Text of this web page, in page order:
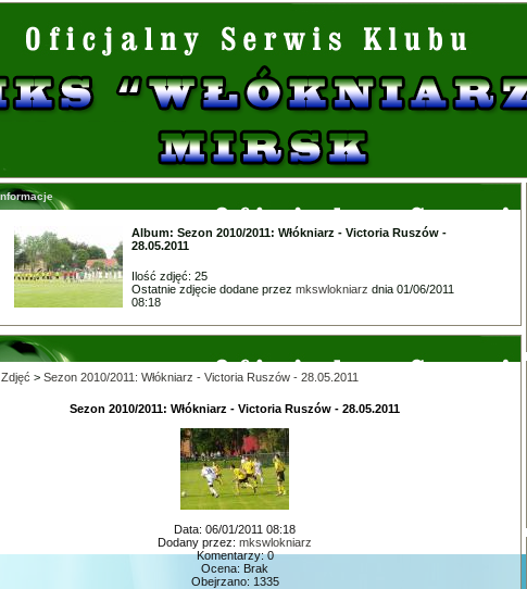
Album: Sezon 2010/2011: Włókniarz - Victoria Ruszów -
28.05.2011
Ilość zdjęć: 25
Ostatnie zdjęcie dodane przez mkswlokniarz dnia 01/06/2011
08:18
> Sezon 2010/2011: Włókniarz - Victoria Ruszów - 28.05.2011
Sezon 2010/2011: Włókniarz - Victoria Ruszów - 28.05.2011
Data: 06/01/2011 08:18
Dodany przez: mkswlokniarz
Komentarzy: 0
Ocena: Brak
Obejrzano: 1335